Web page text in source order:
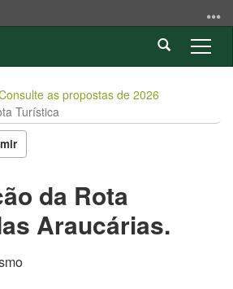
a
Abrir
a
as propostas de 2026
Turística
da Rota
Araucárias.